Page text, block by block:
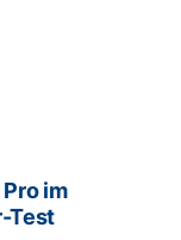
im
Test